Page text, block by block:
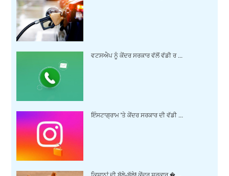
ਵਟਸਐਪ ਨੂੰ ਕੇਂਦਰ ਸਰਕਾਰ ਵੱਲੋਂ ਵੱਡੀ ਰ ...
ਇੰਸਟਾਗ੍ਰਾਮ 'ਤੇ ਕੇਂਦਰ ਸਰਕਾਰ ਦੀ ਵੱਡੀ ...